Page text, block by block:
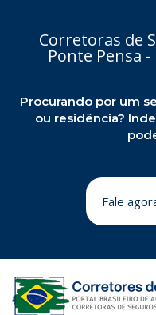
Corretoras de
Ponte Pensa
Procurando por um
ou residência?
Fale